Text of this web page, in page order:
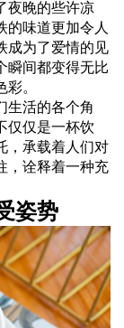
夜晚的些许凉
的味道更加令人
成为了爱情的见
瞬间都变得无比
。
生活的各个角
仅仅是一杯饮
，承载着人们对
，诠释着一种充
姿势